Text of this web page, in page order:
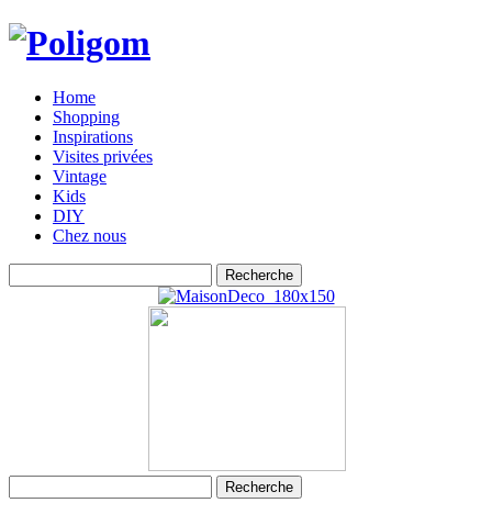
Home
Shopping
Inspirations
Visites privées
Vintage
Kids
DIY
Chez nous